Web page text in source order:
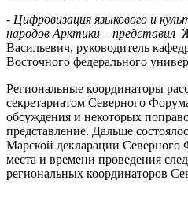
- Цифровизация языкового и
народов Арктики – представил
Васильевич, руководитель
Восточного федерального
Региональные координаторы
секретариатом Северного
обсуждения и некоторых
представление. Дальше
Марской декларации Северного
места и времени проведения
региональных координаторов